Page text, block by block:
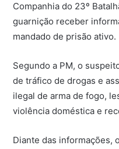
Companhia do 23º
guarnição receber
mandado de prisão ativo.
Segundo a PM, o
de tráfico de drogas e
ilegal de arma de fogo,
violência doméstica e
Diante das informações,